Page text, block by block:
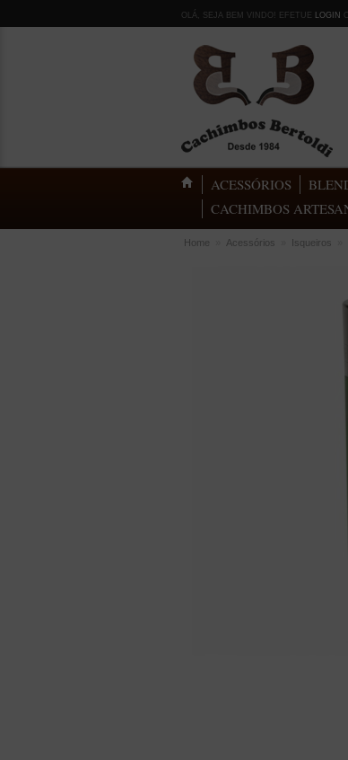
OLÁ, SEJA BEM VINDO! EFETUE LOGIN
ACESSÓRIOS
CACHIMBOS
Home Acessórios Isqueiros